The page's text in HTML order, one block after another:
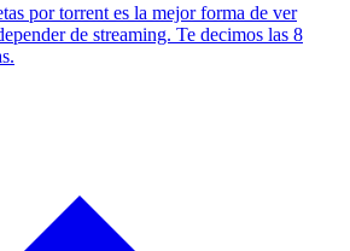
por torrent es la mejor forma de ver
de streaming. Te decimos las 8